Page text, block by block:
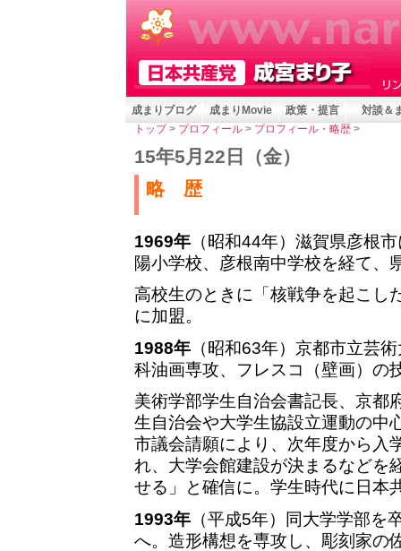
成まりブログ 成まりMovie 政策・提言 対談＆
トップ> プロフィール > プロフィール・略歴 >
15年5月22日
（金）
略 歴
1969年 （昭和44年）滋賀県彦根
陽小学校、彦根南中学校を経て、
高校生のときに「核戦争を起こし
に加盟。
1988年 （昭和63年）京都市立芸
科油画専攻、フレスコ（壁画）の
美術学部学生自治会書記長、京都
生自治会や大学生協設立運動の中
市議会請願により、次年度から入
れ、大学会館建設が決まるなどを
せる」と確信に。学生時代に日本
1993年 （平成5年）同大学学部を
へ。造形構想を専攻し、彫刻家の